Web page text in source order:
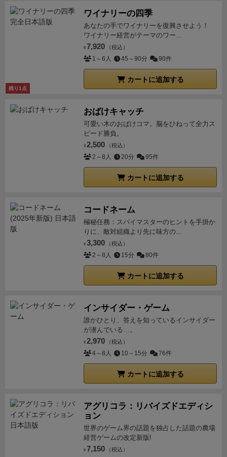
残り1点
ワイナリーの四季
あなたの手でワイナリーを復興させよう！
ワイナリー経営がテーマのワー...
¥ 7,920 （税込）
1～6人 45～90分 90件
カートに追加する
おばけキャッチ
可愛い木のおばけコマ。脳をひねって全力ス
ピード勝負。
¥ 2,500 （税込）
2～8人 20分 95件
カートに追加する
コードネーム
極秘任務：スパイマスターのヒントを手掛か
りに、敵対組織より先に味方の...
¥ 3,300 （税込）
2～8人 15分 80件
カートに追加する
インサイダー・ゲーム
誰かひとり、答えを知っているインサイダー
が潜んでいる…。
¥ 2,970 （税込）
4～8人 10～15分 76件
カートに追加する
アグリコラ：リバイズドエディシ
ョン
世界のゲーム界の話題を独占した話題の農場
経営ゲームの改定新版!
¥ 7,150 （税込）